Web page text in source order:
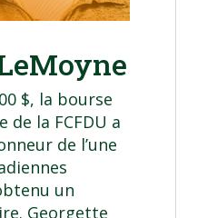
$, la bourse
de la FCFDU a
de l’une
un
Georgette